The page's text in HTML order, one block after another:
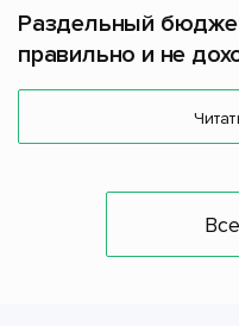
Раздельный
правильно и не